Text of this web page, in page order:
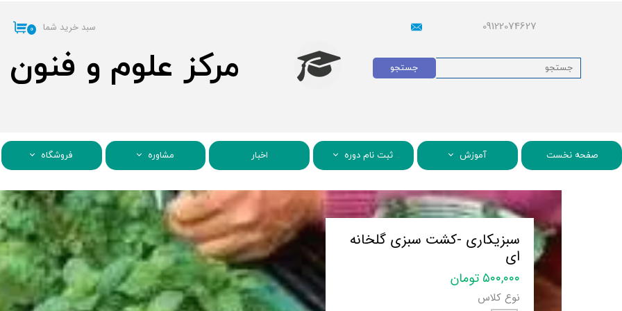
09122074627
مرکز علوم و فنون
۰ سبد خرید شما
جستجو
صفحه نخست آموزش ثبت نام دوره اخبار مشاوره فروشگاه
سبزیکاری -کشت سبزی گلخانه
ای
۵۰۰,۰۰۰ تومان
نوع کلاس